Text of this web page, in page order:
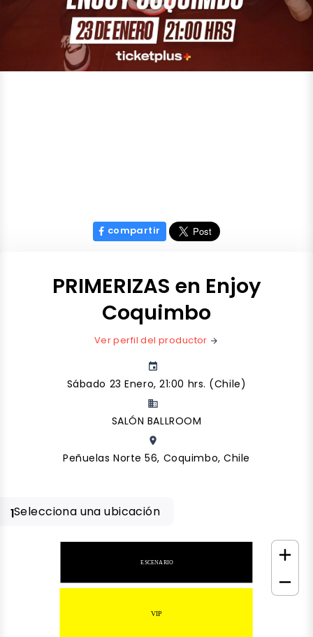
compartir
PRIMERIZAS en Enjoy
Coquimbo
Ver perfil del productor arrow_forward
event
Sábado 23 Enero, 21:00 hrs. (Chile)
business
SALÓN BALLROOM
place
Peñuelas Norte 56, Coquimbo, Chile
Selecciona una ubicación
1
VIP
ESCENARIO